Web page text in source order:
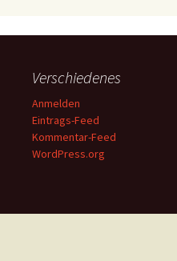
Verschiedenes
Anmelden
Eintrags-Feed
Kommentar-Feed
WordPress.org